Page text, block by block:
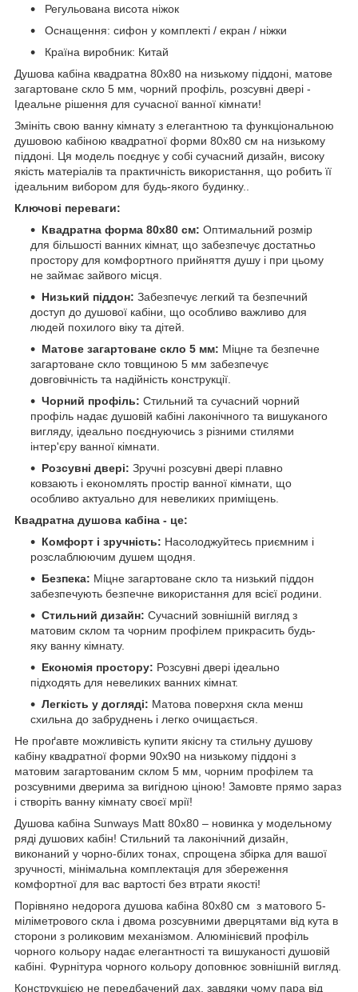
Регульована висота ніжок
Оснащення: сифон у комплекті / екран / ніжки
Країна виробник: Китай
Душова кабіна квадратна 80х80 на низькому піддоні, матове
загартоване скло 5 мм, чорний профіль, розсувні двері -
Ідеальне рішення для сучасної ванної кімнати!
Змініть свою ванну кімнату з елегантною та функціональною
душовою кабіною квадратної форми 80х80 см на низькому
піддоні. Ця модель поєднує у собі сучасний дизайн, високу
якість матеріалів та практичність використання, що робить її
ідеальним вибором для будь-якого будинку..
Ключові переваги:
Квадратна форма 80х80 см: Оптимальний розмір
для більшості ванних кімнат, що забезпечує достатньо
простору для комфортного прийняття душу і при цьому
не займає зайвого місця.
Низький піддон: Забезпечує легкий та безпечний
доступ до душової кабіни, що особливо важливо для
людей похилого віку та дітей.
Матове загартоване скло 5 мм: Міцне та безпечне
загартоване скло товщиною 5 мм забезпечує
довговічність та надійність конструкції.
Чорний профіль: Стильний та сучасний чорний
профіль надає душовій кабіні лаконічного та вишуканого
вигляду, ідеально поєднуючись з різними стилями
інтер'єру ванної кімнати.
Розсувні двері: Зручні розсувні двері плавно
ковзають і економлять простір ванної кімнати, що
особливо актуально для невеликих приміщень.
Квадратна душова кабіна - це:
Комфорт і зручність: Насолоджуйтесь приємним і
розслаблюючим душем щодня.
Безпека: Міцне загартоване скло та низький піддон
забезпечують безпечне використання для всієї родини.
Стильний дизайн: Сучасний зовнішній вигляд з
матовим склом та чорним профілем прикрасить будь-
яку ванну кімнату.
Економія простору: Розсувні двері ідеально
підходять для невеликих ванних кімнат.
Легкість у догляді: Матова поверхня скла менш
схильна до забруднень і легко очищається.
Не проґавте можливість купити якісну та стильну душову
кабіну квадратної форми 90х90 на низькому піддоні з
матовим загартованим склом 5 мм, чорним профілем та
розсувними дверима за вигідною ціною! Замовте прямо зараз
і створіть ванну кімнату своєї мрії!
Душова кабіна Sunways Matt 80х80 – новинка у модельному
ряді душових кабін! Стильний та лаконічний дизайн,
виконаний у чорно-білих тонах, спрощена збірка для вашої
зручності, мінімальна комплектація для збереження
комфортної для вас вартості без втрати якості!
Порівняно недорога душова кабіна 80х80 см з матового 5-
міліметрового скла і двома розсувними дверцятами від кута в
сторони з роликовим механізмом. Алюмінієвий профіль
чорного кольору надає елегантності та вишуканості душовій
кабіні. Фурнітура чорного кольору доповнює зовнішній вигляд.
Конструкцією не передбачений дах, завдяки чому пара від